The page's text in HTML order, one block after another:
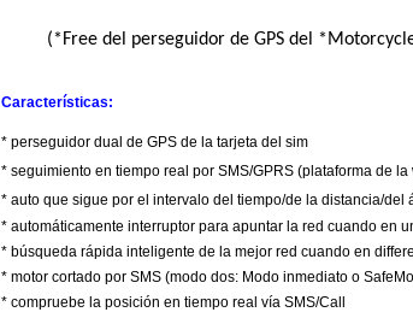
(*Free del perseguidor de GPS del
Características:
* perseguidor dual de GPS de la tarjeta del sim
* seguimiento en tiempo real por SMS/GPRS (plataforma de la
* auto que sigue por el intervalo del tiempo/de la distancia/del
* automáticamente interruptor para apuntar la red cuando en
* búsqueda rápida inteligente de la mejor red cuando en
* motor cortado por SMS (modo dos: Modo inmediato o
* compruebe la posición en tiempo real vía SMS/Call